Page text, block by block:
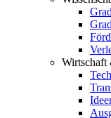
Wirtschaft